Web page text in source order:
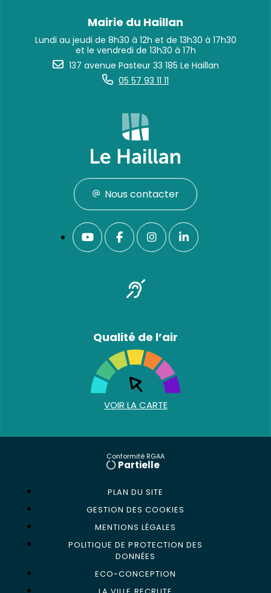
Mairie du Haillan
Lundi au jeudi de 8h30 à 12h et de 13h30 à 17h30
et le vendredi de 13h30 à 17h
137 avenue Pasteur 33 185 Le Haillan
05 57 93 11 11
Nous contacter
Qualité de l’air
VOIR LA CARTE
Conformité RGAA
Partielle
PLAN DU SITE
GESTION DES COOKIES
MENTIONS LÉGALES
POLITIQUE DE PROTECTION DES
DONNÉES
ECO-CONCEPTION